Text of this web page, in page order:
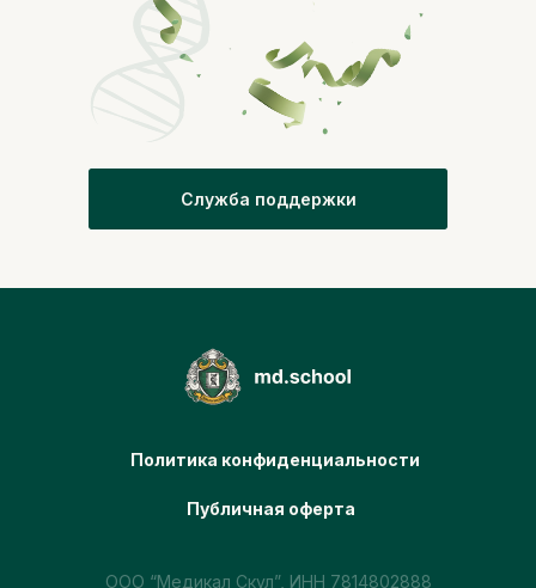
Служба поддержки
Политика конфиденциальности
ООО “Медикал Скул”, ИНН 7814802888
Публичная оферта